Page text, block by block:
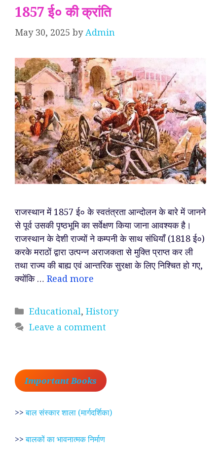
1857 ई० की क्रांति
May 30, 2025 byAdmin
राजस्थान में 1857 ई० के स्वतंत्रता आन्दोलन के बारे में जानने
से पूर्व उसकी पृष्ठभूमि का सर्वेक्षण किया जाना आवश्यक है।
राजस्थान के देशी राज्यों ने कम्पनी के साथ संधियाँ (1818 ई०)
करके मराठों द्वारा उत्पन्न अराजकता से मुक्ति प्राप्त कर ली
तथा राज्य की बाह्य एवं आन्तरिक सुरक्षा के लिए निश्चित हो गए,
क्योंकि … Read more
Categories
Educational, History
Leave a comment
Important Books
>>बाल संस्कार शाला (मार्गदर्शिका)
>>बालकों का भावनात्मक निर्माण